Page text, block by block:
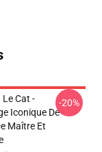
Cat -
Iconique De
Maître Et
-20%